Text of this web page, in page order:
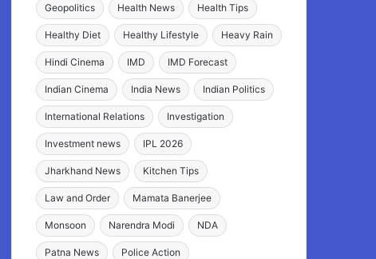
Geopolitics Health News Health Tips
Healthy Diet Healthy Lifestyle Heavy Rain
Hindi Cinema IMD IMD Forecast
Indian Cinema India News Indian Politics
International Relations Investigation
Investment news IPL 2026
Jharkhand News Kitchen Tips
Law and Order Mamata Banerjee
Monsoon Narendra Modi NDA
Patna News Police Action